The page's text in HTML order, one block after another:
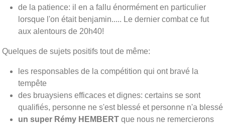
de la patience: il en a fallu énormément en particulier
lorsque l'on était benjamin..... Le dernier combat ce fut
aux alentours de 20h40!
Quelques de sujets positifs tout de même:
les responsables de la compétition qui ont bravé la
tempête
des bruaysiens efficaces et dignes: certains se sont
qualifiés, personne ne s'est blessé et personne n'a blessé
un super Rémy HEMBERT que nous ne remercierons